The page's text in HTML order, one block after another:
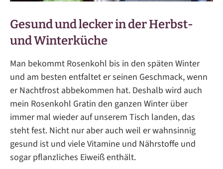
Gesund und lecker in der Herbst-
und Winterküche
Man bekommt Rosenkohl bis in den späten Winter
und am besten entfaltet er seinen Geschmack, wenn
er Nachtfrost abbekommen hat. Deshalb wird auch
mein Rosenkohl Gratin den ganzen Winter über
immer mal wieder auf unserem Tisch landen, das
steht fest. Nicht nur aber auch weil er wahnsinnig
gesund ist und viele Vitamine und Nährstoffe und
sogar pflanzliches Eiweiß enthält.